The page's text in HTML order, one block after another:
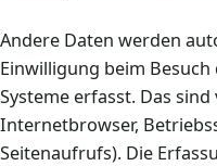
Andere Daten werden
Einwilligung beim
Systeme erfasst. Das
Internetbrowser,
Seitenaufrufs). Die